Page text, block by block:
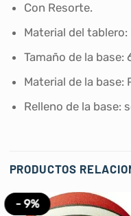
Con Resorte.
Material del
Tamaño de la base:
Material de la base:
Relleno de la base:
PRODUCTOS
- 9%